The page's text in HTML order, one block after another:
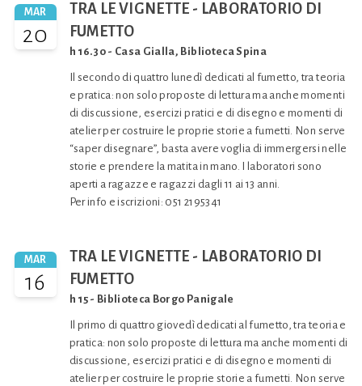
MAR
20
TRA LE VIGNETTE - LABORATORIO DI
FUMETTO
h 16.30 - Casa Gialla, Biblioteca Spina
Il secondo di quattro lunedì dedicati al fumetto, tra teoria
e pratica: non solo proposte di lettura ma anche momenti
di discussione, esercizi pratici e di disegno e momenti di
atelier per costruire le proprie storie a fumetti. Non serve
“saper disegnare”, basta avere voglia di immergersi nelle
storie e prendere la matita in mano. I laboratori sono
aperti a ragazze e ragazzi dagli 11 ai 13 anni.
Per info e iscrizioni: 051 2195341
MAR
16
TRA LE VIGNETTE - LABORATORIO DI
FUMETTO
h 15 - Biblioteca Borgo Panigale
Il primo di quattro giovedì dedicati al fumetto, tra teoria e
pratica: non solo proposte di lettura ma anche momenti di
discussione, esercizi pratici e di disegno e momenti di
atelier per costruire le proprie storie a fumetti. Non serve